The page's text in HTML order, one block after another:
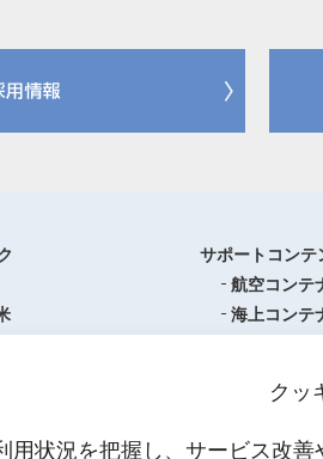
クッ
用状況を把握し、サービス改
サポートコンテ
航空コンテ
海上コンテ
物流関係